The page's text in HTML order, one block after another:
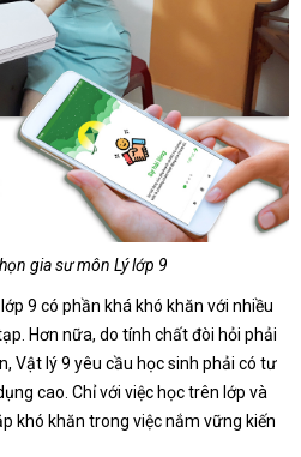
gia sư môn Lý lớp 9
9 có phần khá khó khăn với nhiều
Hơn nữa, do tính chất đòi hỏi phải
Vật lý 9 yêu cầu học sinh phải có tư
cao. Chỉ với việc học trên lớp và
khó khăn trong việc nắm vững kiến